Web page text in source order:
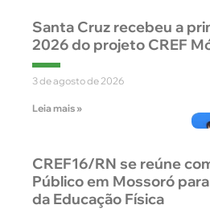
Santa Cruz recebeu a
2026 do projeto CREF
3 de agosto de 2026
Leia mais »
CREF16/RN se reúne
Público em Mossoró
da Educação Física